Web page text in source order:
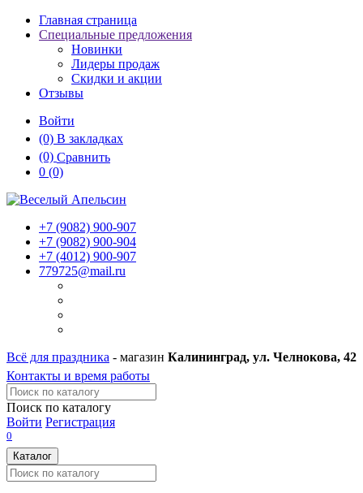
Главная страница
Специальные предложения
Новинки
Лидеры продаж
Скидки и акции
Отзывы
Войти
(0) В закладках
(0) Сравнить
0 (0)
+7 (9082) 900-907
+7 (9082) 900-904
+7 (4012) 900-907
779725@mail.ru
Всё для праздника - магазин Калининград, ул. Челнокова, 42
Контакты и время работы
Поиск по каталогу
Войти Регистрация
0
Каталог